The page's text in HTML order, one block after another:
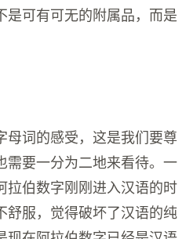
是可有可无的附属品，而是
母词的感受，这是我们要尊
需要一分为二地来看待。一
拉伯数字刚刚进入汉语的时
舒服，觉得破坏了汉语的纯